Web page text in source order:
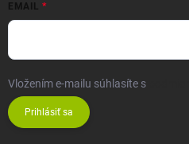
EMAIL
Vložením e-mailu súhlasíte s
Prihlásiť sa